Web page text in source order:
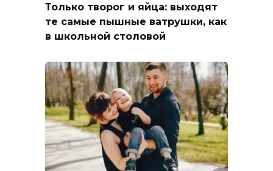
Только творог и яйца: выходят
те самые пышные ватрушки, как
в школьной столовой